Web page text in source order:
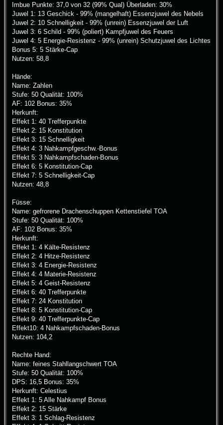
Imbue Punkte: 37,0 von 32 (99% Qual) Überladen: 30%
Juwel 1: 13 Geschick - 99% (mangelhaft) Essenzjuwel des Nebels
Juwel 2: 10 Schnelligkeit - 99% (unrein) Essenzjuwel der Luft
Juwel 3: 6 Schild - 99% (poliert) Kampfjuwel des Feuers
Juwel 4: 5 Energie-Resistenz - 99% (unrein) Schutzjuwel des Lichtes
Bonus 5: 5 Stärke-Cap
Nutzen: 58,8
Hände:
Name: Zahlen
Stufe: 50 Qualität: 100%
AF: 102 Bonus: 35%
Herkunft:
Effekt 1: 40 Trefferpunkte
Effekt 2: 15 Konstitution
Effekt 3: 15 Schnelligkeit
Effekt 4: 3 Nahkampfgeschw.-Bonus
Effekt 5: 3 Nahkampfschaden-Bonus
Effekt 6: 5 Konstitution-Cap
Effekt 7: 5 Schnelligkeit-Cap
Nutzen: 48,8
Füsse:
Name: gefrorene Drachenschuppen Kettenstiefel TOA
Stufe: 50 Qualität: 100%
AF: 102 Bonus: 35%
Herkunft:
Effekt 1: 4 Kälte-Resistenz
Effekt 2: 4 Hitze-Resistenz
Effekt 3: 4 Energie-Resistenz
Effekt 4: 4 Materie-Resistenz
Effekt 5: 4 Geist-Resistenz
Effekt 6: 40 Trefferpunkte
Effekt 7: 24 Konstitution
Effekt 8: 5 Konstitution-Cap
Effekt 9: 40 Trefferpunkte-Cap
Effekt10: 4 Nahkampfschaden-Bonus
Nutzen: 104,2
Rechte Hand:
Name: feines Stahllangschwert TOA
Stufe: 50 Qualität: 100%
DPS: 16,5 Bonus: 35%
Herkunft: Celestius
Effekt 1: 5 Alle Nahkampf Bonus
Effekt 2: 15 Stärke
Effekt 3: 1 Schlag-Resistenz